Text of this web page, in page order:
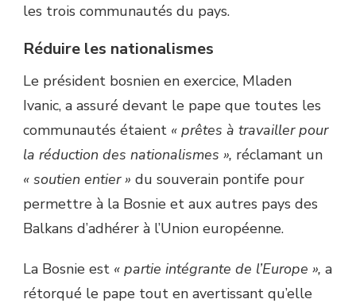
les trois communautés du pays.
Réduire les nationalismes
Le président bosnien en exercice, Mladen
Ivanic, a assuré devant le pape que toutes les
communautés étaient « prêtes à travailler pour
la réduction des nationalismes », réclamant un
« soutien entier » du souverain pontife pour
permettre à la Bosnie et aux autres pays des
Balkans d’adhérer à l’Union européenne.
La Bosnie est « partie intégrante de l’Europe », a
rétorqué le pape tout en avertissant qu’elle